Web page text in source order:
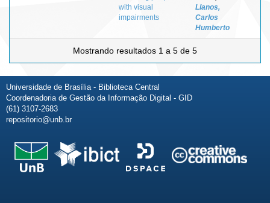
with visual
impairments
Llanos,
Carlos
Humberto
Mostrando resultados 1 a 5 de 5
Universidade de Brasília - Biblioteca Central
Coordenadoria de Gestão da Informação Digital - GID
(61) 3107-2683
repositorio@unb.br